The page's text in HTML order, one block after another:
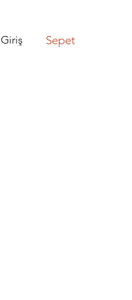
Giriş Sepet